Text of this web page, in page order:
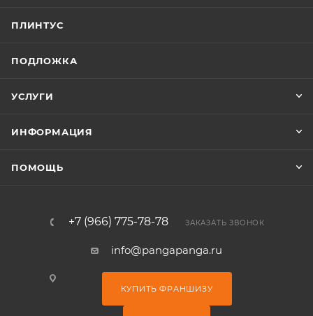
ПЛИНТУС
ПОДЛОЖКА
УСЛУГИ
ИНФОРМАЦИЯ
ПОМОЩЬ
+7 (966) 775-78-78 ЗАКАЗАТЬ ЗВОНОК
info@pangapanga.ru
КУПИТЬ ФРАНШИЗУ